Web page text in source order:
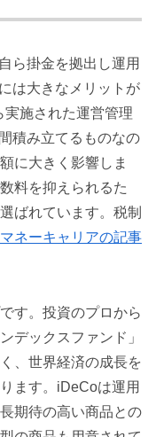
ら掛金を拠出し運用
は大きなメリットが
施された運営管理
積み立てるものなの
に大きく影響しま
料を抑えられるた
ばれています。税制
ネーキャリアの記事
す。投資のプロから
デックスファンド」
、世界経済の成長を
ます。iDeCoは運用
期待の高い商品との